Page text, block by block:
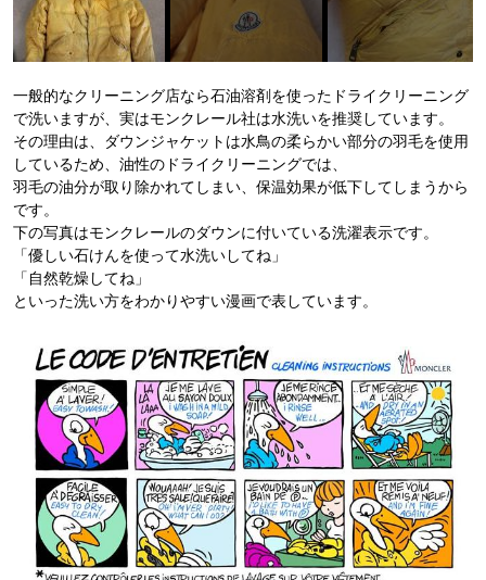
一般的なクリーニング店なら石油溶剤を使ったドライクリーニング
で洗いますが、実はモンクレール社は水洗いを推奨しています。
その理由は、ダウンジャケットは水鳥の柔らかい部分の羽毛を使用
しているため、油性のドライクリーニングでは、
羽毛の油分が取り除かれてしまい、保温効果が低下してしまうから
です。
下の写真はモンクレールのダウンに付いている洗濯表示です。
「優しい石けんを使って水洗いしてね」
「自然乾燥してね」
といった洗い方をわかりやすい漫画で表しています。